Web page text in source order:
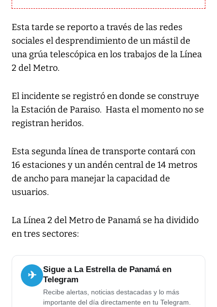
Esta tarde se reporto a través de las redes
sociales el desprendimiento de un mástil de
una grúa telescópica en los trabajos de la Línea
2 del Metro.
El incidente se registró en donde se construye
la Estación de Paraiso. Hasta el momento no se
registran heridos.
Esta segunda línea de transporte contará con
16 estaciones y un andén central de 14 metros
de ancho para manejar la capacidad de
usuarios.
La Línea 2 del Metro de Panamá se ha dividido
en tres sectores:
✈
Sigue a La Estrella de Panamá en
Telegram
Recibe alertas, noticias destacadas y lo más
importante del día directamente en tu Telegram.